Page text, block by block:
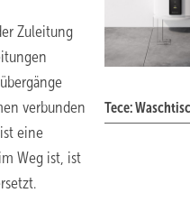
Tece:
Zuleitung
verbunden
eine
Weg ist, ist